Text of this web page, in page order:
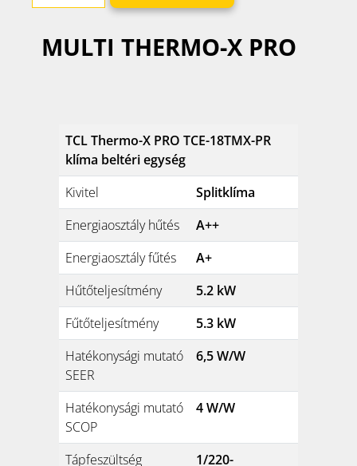
MULTI THERMO-X PRO
TCL Thermo-X PRO TCE-18TMX-PR
klíma beltéri egység
Kivitel
Splitklíma
Energiaosztály hűtés
A++
Energiaosztály fűtés
A+
Hűtőteljesítmény
5.2 kW
Fűtőteljesítmény
5.3 kW
Hatékonysági mutató
SEER
6,5 W/W
Hatékonysági mutató
SCOP
4 W/W
Tápfeszültség 1/220-